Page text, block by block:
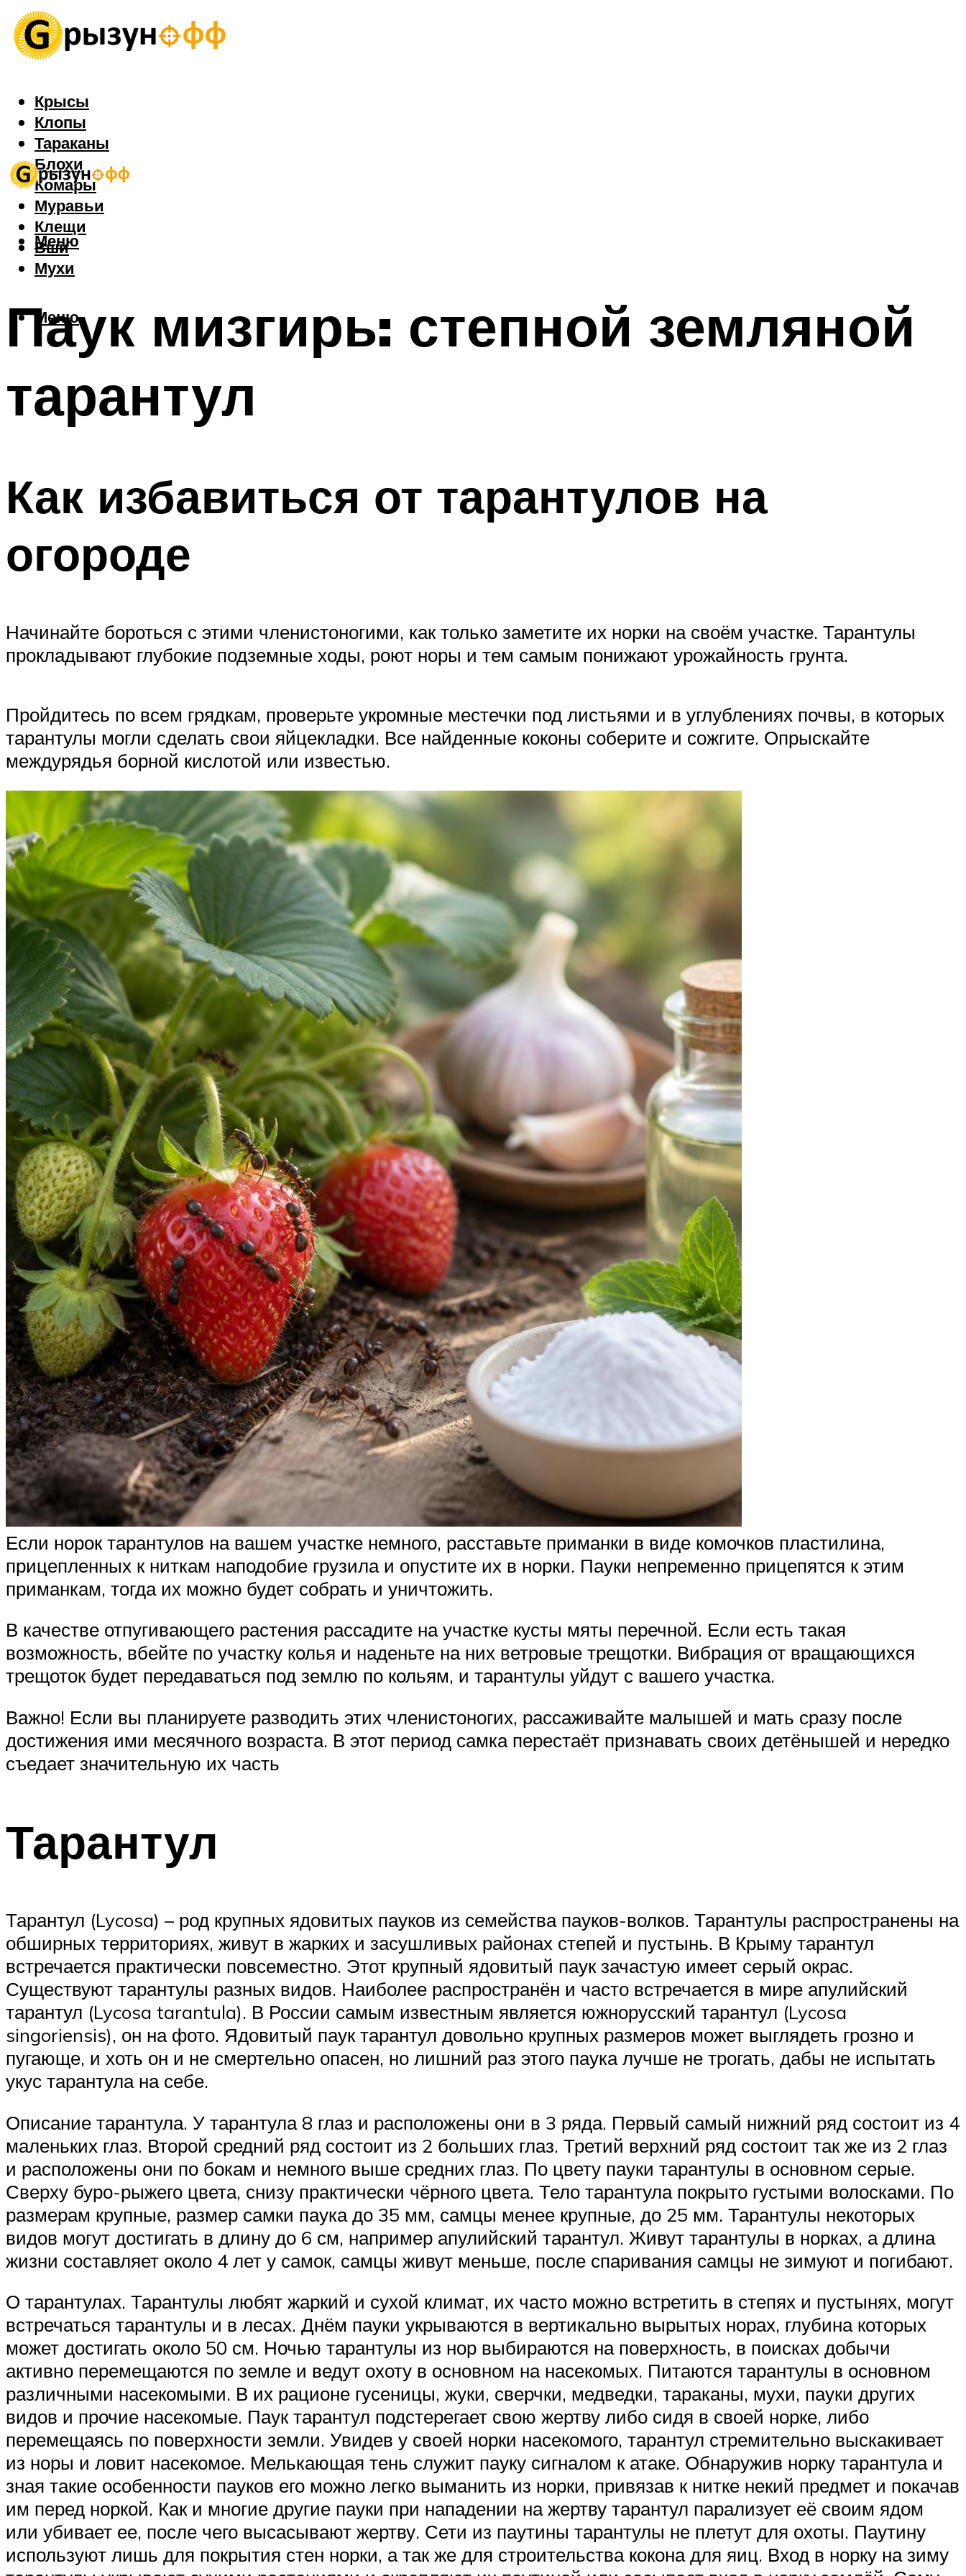
Крысы
Клопы
Тараканы
Блохи
Комары
Муравьи
Клещи
Вши
Мухи
Меню
Меню
Паук мизгирь: степной земляной
тарантул
Как избавиться от тарантулов на
огороде
Начинайте бороться с этими членистоногими, как только заметите их норки на своём участке. Тарантулы
прокладывают глубокие подземные ходы, роют норы и тем самым понижают урожайность грунта.
Пройдитесь по всем грядкам, проверьте укромные местечки под листьями и в углублениях почвы, в которых
тарантулы могли сделать свои яйцекладки. Все найденные коконы соберите и сожгите. Опрыскайте
междурядья борной кислотой или известью.
Если норок тарантулов на вашем участке немного, расставьте приманки в виде комочков пластилина,
прицепленных к ниткам наподобие грузила и опустите их в норки. Пауки непременно прицепятся к этим
приманкам, тогда их можно будет собрать и уничтожить.
В качестве отпугивающего растения рассадите на участке кусты мяты перечной. Если есть такая
возможность, вбейте по участку колья и наденьте на них ветровые трещотки. Вибрация от вращающихся
трещоток будет передаваться под землю по кольям, и тарантулы уйдут с вашего участка.
Важно! Если вы планируете разводить этих членистоногих, рассаживайте малышей и мать сразу после
достижения ими месячного возраста. В этот период самка перестаёт признавать своих детёнышей и нередко
съедает значительную их часть
Тарантул
Тарантул (Lycosa) – род крупных ядовитых пауков из семейства пауков-волков. Тарантулы распространены на
обширных территориях, живут в жарких и засушливых районах степей и пустынь. В Крыму тарантул
встречается практически повсеместно. Этот крупный ядовитый паук зачастую имеет серый окрас.
Существуют тарантулы разных видов. Наиболее распространён и часто встречается в мире апулийский
тарантул (Lycosa tarantula). В России самым известным является южнорусский тарантул (Lycosa
singoriensis), он на фото. Ядовитый паук тарантул довольно крупных размеров может выглядеть грозно и
пугающе, и хоть он и не смертельно опасен, но лишний раз этого паука лучше не трогать, дабы не испытать
укус тарантула на себе.
Описание тарантула. У тарантула 8 глаз и расположены они в 3 ряда. Первый самый нижний ряд состоит из 4
маленьких глаз. Второй средний ряд состоит из 2 больших глаз. Третий верхний ряд состоит так же из 2 глаз
и расположены они по бокам и немного выше средних глаз. По цвету пауки тарантулы в основном серые.
Сверху буро-рыжего цвета, снизу практически чёрного цвета. Тело тарантула покрыто густыми волосками. По
размерам крупные, размер самки паука до 35 мм, самцы менее крупные, до 25 мм. Тарантулы некоторых
видов могут достигать в длину до 6 см, например апулийский тарантул. Живут тарантулы в норках, а длина
жизни составляет около 4 лет у самок, самцы живут меньше, после спаривания самцы не зимуют и погибают.
О тарантулах. Тарантулы любят жаркий и сухой климат, их часто можно встретить в степях и пустынях, могут
встречаться тарантулы и в лесах. Днём пауки укрываются в вертикально вырытых норах, глубина которых
может достигать около 50 см. Ночью тарантулы из нор выбираются на поверхность, в поисках добычи
активно перемещаются по земле и ведут охоту в основном на насекомых. Питаются тарантулы в основном
различными насекомыми. В их рационе гусеницы, жуки, сверчки, медведки, тараканы, мухи, пауки других
видов и прочие насекомые. Паук тарантул подстерегает свою жертву либо сидя в своей норке, либо
перемещаясь по поверхности земли. Увидев у своей норки насекомого, тарантул стремительно выскакивает
из норы и ловит насекомое. Мелькающая тень служит пауку сигналом к атаке. Обнаружив норку тарантула и
зная такие особенности пауков его можно легко выманить из норки, привязав к нитке некий предмет и покачав
им перед норкой. Как и многие другие пауки при нападении на жертву тарантул парализует её своим ядом
или убивает ее, после чего высасывают жертву. Сети из паутины тарантулы не плетут для охоты. Паутину
используют лишь для покрытия стен норки, а так же для строительства кокона для яиц. Вход в норку на зиму